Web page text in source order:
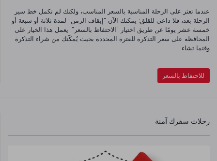
عندما تعثر على الرحلة المناسبة بالسعر المناسب، ولكنك لم تكمل خط سير
الرحلة بعد، فلا داعي للقلق: يمكنك الآن "إيقاف الزمن" لمدة ثلاثة أو سبعة أو
خمسة عشر يومًا عن طريق اختيار "الاحتفاظ بالسعر". يعمل هذا الخيار على
المحافظة على سعر التذكرة للفترة المحددة بحيث يُمكّنك من شراء التذكرة
وقتما تشاء.
للاحتفاظ بالسعر
رحلات سفرك آمنة